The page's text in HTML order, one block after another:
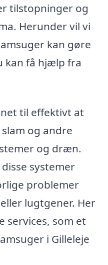
tilstopninger og
Herunder vil vi
kan gøre
kan få hjælp fra
til effektivt at
og andre
og dræn.
systemer
problemer
lugtgener. Her
services, som et
i Gilleleje